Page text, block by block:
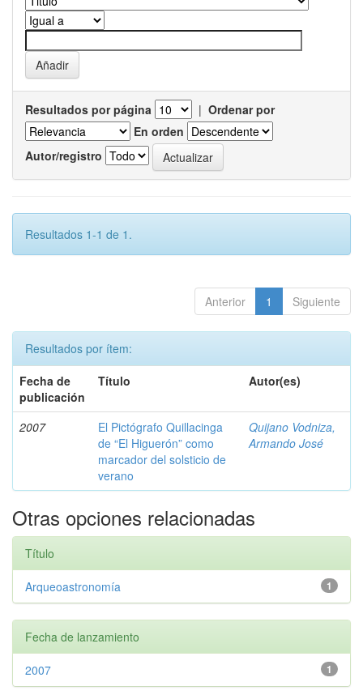
Resultados por página | Ordenar por
En orden
Autor/registro
Resultados 1-1 de 1.
Anterior 1 Siguiente
Resultados por ítem:
Fecha de
publicación
Título Autor(es)
2007
El Pictógrafo Quillacinga
de “El Higuerón” como
marcador del solsticio de
verano
Quijano Vodniza,
Armando José
Otras opciones relacionadas
Título
1
Arqueoastronomía
Fecha de lanzamiento
1
2007